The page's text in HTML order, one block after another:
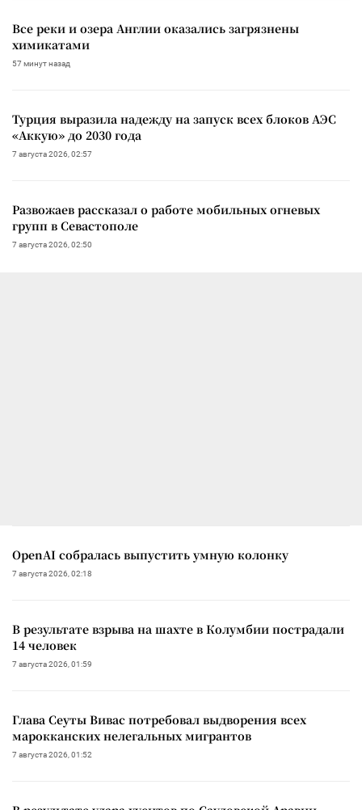
Все реки и озера Англии оказались загрязнены
химикатами
57 минут назад
Турция выразила надежду на запуск всех блоков АЭС
«Аккую» до 2030 года
7 августа 2026, 02:57
Развожаев рассказал о работе мобильных огневых
групп в Севастополе
7 августа 2026, 02:50
OpenAI собралась выпустить умную колонку
7 августа 2026, 02:18
В результате взрыва на шахте в Колумбии пострадали
14 человек
7 августа 2026, 01:59
Глава Сеуты Вивас потребовал выдворения всех
марокканских нелегальных мигрантов
7 августа 2026, 01:52